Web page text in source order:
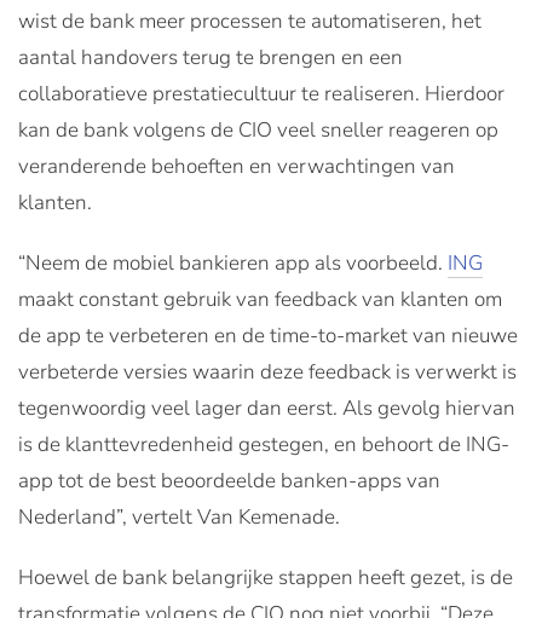
wist de bank meer processen te automatiseren, het
aantal handovers terug te brengen en een
collaboratieve prestatiecultuur te realiseren. Hierdoor
kan de bank volgens de CIO veel sneller reageren op
veranderende behoeften en verwachtingen van
klanten.
“Neem de mobiel bankieren app als voorbeeld. ING
maakt constant gebruik van feedback van klanten om
de app te verbeteren en de time-to-market van nieuwe
verbeterde versies waarin deze feedback is verwerkt is
tegenwoordig veel lager dan eerst. Als gevolg hiervan
is de klanttevredenheid gestegen, en behoort de ING-
app tot de best beoordeelde banken-apps van
Nederland”, vertelt Van Kemenade.
Hoewel de bank belangrijke stappen heeft gezet, is de